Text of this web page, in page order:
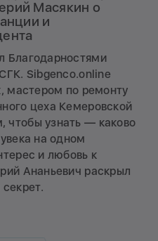
Масякин о
и
Благодарностями
Sibgenco.online
мастером по ремонту
цеха Кемеровской
узнать — каково
на одном
и любовь к
Ананьевич раскрыл